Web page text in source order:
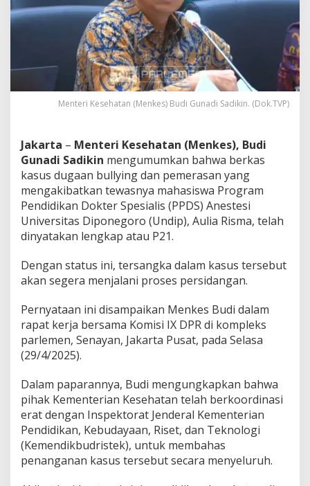
i
p
L
e
n
g
k
a
p
e
n
k
e
s
P
a
t
k
a
T
e
r
s
g
k
a
S
e
g
r
Menteri Kesehatan (Menkes) Budi Gunadi Sadikin. (Dok.TVP)
Jakarta – Menteri Kesehatan (Menkes), Budi
Gunadi Sadikin mengumumkan bahwa berkas
kasus dugaan bullying dan pemerasan yang
mengakibatkan tewasnya mahasiswa Program
Pendidikan Dokter Spesialis (PPDS) Anestesi
Universitas Diponegoro (Undip), Aulia Risma, telah
dinyatakan lengkap atau P21.
Dengan status ini, tersangka dalam kasus tersebut
akan segera menjalani proses persidangan.
Pernyataan ini disampaikan Menkes Budi dalam
rapat kerja bersama Komisi IX DPR di kompleks
parlemen, Senayan, Jakarta Pusat, pada Selasa
(29/4/2025).
Dalam paparannya, Budi mengungkapkan bahwa
pihak Kementerian Kesehatan telah berkoordinasi
erat dengan Inspektorat Jenderal Kementerian
Pendidikan, Kebudayaan, Riset, dan Teknologi
(Kemendikbudristek), untuk membahas
penanganan kasus tersebut secara menyeluruh.